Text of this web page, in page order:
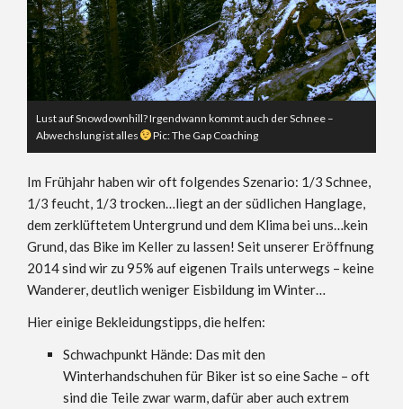
Lust auf Snowdownhill? Irgendwann kommt auch der Schnee –
Abwechslung ist alles
Pic: The Gap Coaching
Im Frühjahr haben wir oft folgendes Szenario: 1/3 Schnee,
1/3 feucht, 1/3 trocken…liegt an der südlichen Hanglage,
dem zerklüftetem Untergrund und dem Klima bei uns…kein
Grund, das Bike im Keller zu lassen! Seit unserer Eröffnung
2014 sind wir zu 95% auf eigenen Trails unterwegs – keine
Wanderer, deutlich weniger Eisbildung im Winter…
Hier einige Bekleidungstipps, die helfen:
Schwachpunkt Hände: Das mit den
Winterhandschuhen für Biker ist so eine Sache – oft
sind die Teile zwar warm, dafür aber auch extrem